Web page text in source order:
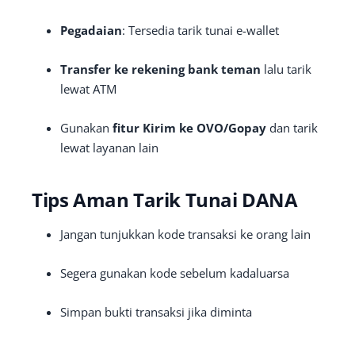
Pegadaian: Tersedia tarik tunai e-wallet
Transfer ke rekening bank teman lalu tarik
lewat ATM
Gunakan fitur Kirim ke OVO/Gopay dan tarik
lewat layanan lain
Tips Aman Tarik Tunai DANA
Jangan tunjukkan kode transaksi ke orang lain
Segera gunakan kode sebelum kadaluarsa
Simpan bukti transaksi jika diminta